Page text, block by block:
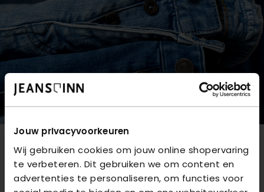
Jouw privacyvoorkeuren
Wij gebruiken cookies om jouw online shopervaring
te verbeteren. Dit gebruiken we om content en
advertenties te personaliseren, om functies voor
NIEUWSBRIEF
Blijf op de hoogte van nieuwe artikelen,